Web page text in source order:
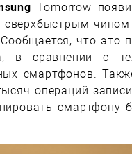
Tomorrow
что это
сравнении с
смартфонов.
операций
смартфону